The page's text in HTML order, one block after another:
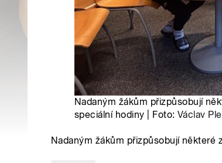
Nadaným žákům přizpůsobují
speciální hodiny | Foto: Václav
Nadaným žákům přizpůsobují některé